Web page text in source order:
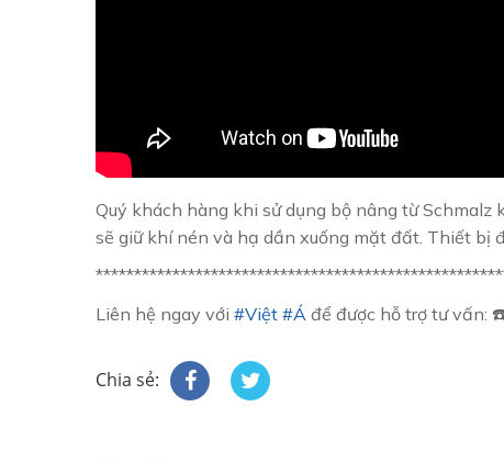
Quý khách hàng khi sử dụng bộ nâng từ
sẽ giữ khí nén và hạ dần xuống mặt đất. Thiết bị
Liên hệ ngay với #Việt #Á để được hỗ trợ tư vấn:
Chia sẻ: